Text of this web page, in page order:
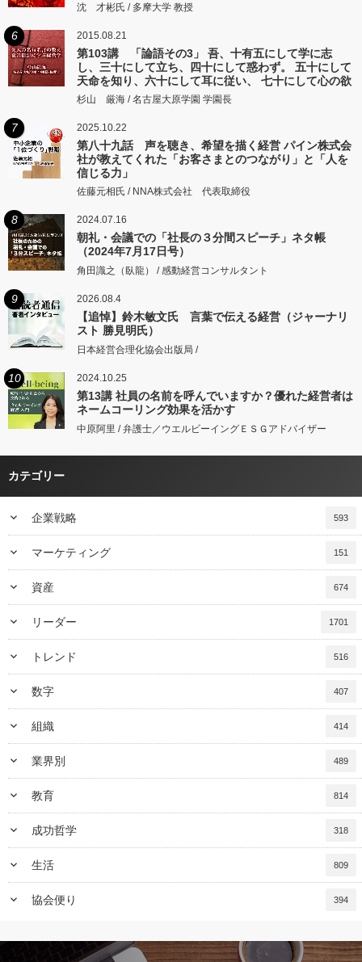
沈 才彬氏 / 多摩大学 教授
6 2015.08.21
第103講 「論語その3」 吾、十有五にして学に志
し、三十にして立ち、四十にして惑わず。 五十にして
天命を知り、六十にして耳に従い、 七十にして心の欲
するところに従いて矩をこえず。
杉山 厳海 / 名古屋大原学園 学園長
7 2025.10.22
第八十九話 声を聴き、希望を描く経営 パイン株式会
社が教えてくれた「お客さまとのつながり」と「人を
信じる力」
佐藤元相氏 / NNA株式会社 代表取締役
8 2024.07.16
朝礼・会議での「社長の３分間スピーチ」ネタ帳
（2024年7月17日号）
角田識之（臥龍） / 感動経営コンサルタント
9 2026.08.4
【追悼】鈴木敏文氏 言葉で伝える経営（ジャーナリ
スト 勝見明氏）
日本経営合理化協会出版局 /
10 2024.10.25
第13講 社員の名前を呼んでいますか？優れた経営者は
ネームコーリング効果を活かす
中原阿里 / 弁護士／ウエルビーイングＥＳＧアドバイザー
カテゴリー
keyboard_arrow_down 企業戦略 593
keyboard_arrow_down マーケティング 151
keyboard_arrow_down 資産 674
keyboard_arrow_down リーダー 1701
keyboard_arrow_down トレンド 516
keyboard_arrow_down 数字 407
keyboard_arrow_down 組織 414
keyboard_arrow_down 業界別 489
keyboard_arrow_down 教育 814
keyboard_arrow_down 成功哲学 318
keyboard_arrow_down 生活 809
keyboard_arrow_down 協会便り 394